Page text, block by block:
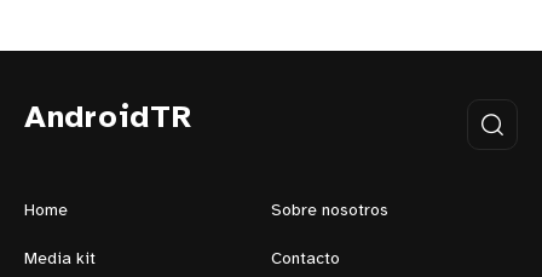
AndroidTR
Home Sobre nosotros
Media kit Contacto